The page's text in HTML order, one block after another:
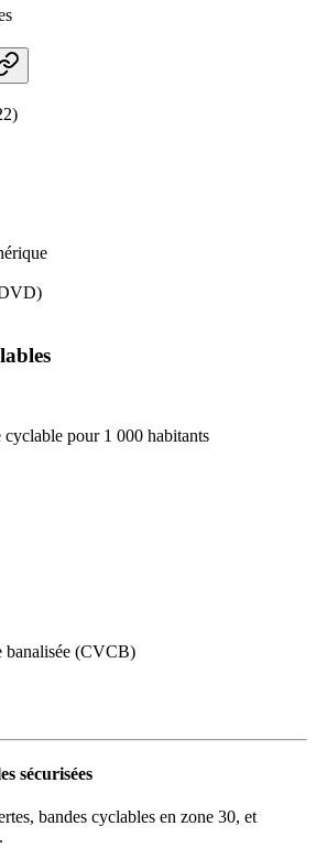
pour 1 000 habitants
banalisée (CVCB)
sécurisées
bandes cyclables en zone 30, et